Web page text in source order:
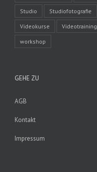
Studio Studiofotografie
Videokurse Videotraining
workshop
GEHE ZU
AGB
Kontakt
Impressum